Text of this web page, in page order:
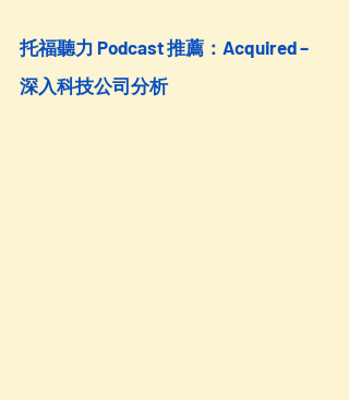
托福聽力 Podcast 推薦：Acquired –
深入科技公司分析